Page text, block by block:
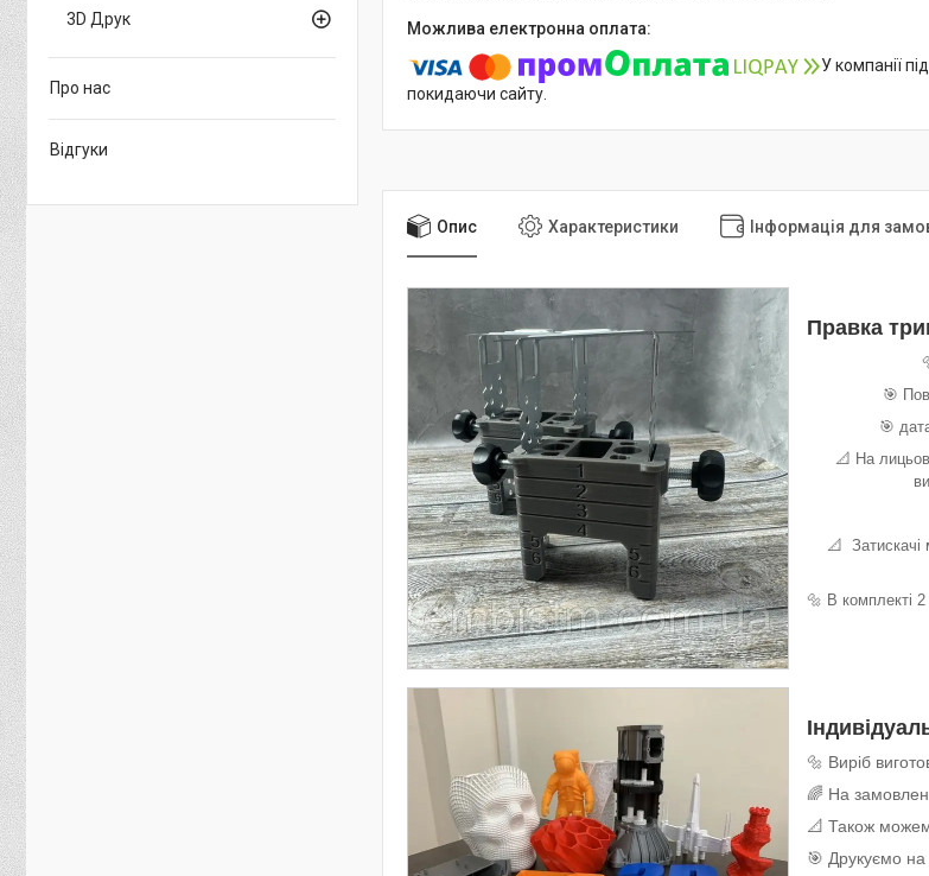
У компанії
покидаючи сайту.
Опис Характеристики Інформація для
Правка
🎯
🎯
📐 На
📐 Затискачі
🔩 В комплекті
🔩 Виріб
🌈 На
📐 Також
🎯 Друкуємо на
3D Друк
Про нас
Відгуки